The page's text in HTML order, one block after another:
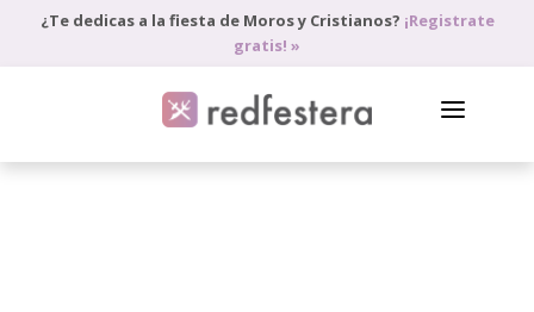
¿Te dedicas a la fiesta de Moros y Cristianos? ¡Registrate
gratis! »